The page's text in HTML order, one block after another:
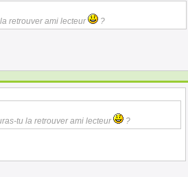
retrouver ami lecteur
?
tu la retrouver ami lecteur
?